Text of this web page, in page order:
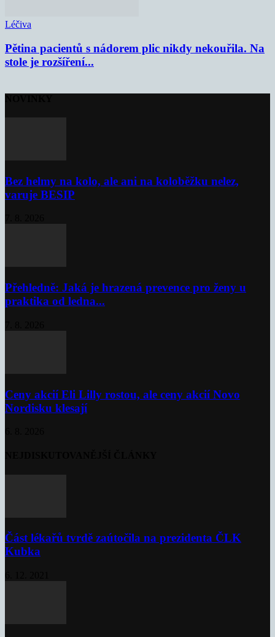
Léčiva
Pětina pacientů s nádorem plic nikdy nekouřila. Na
stole je rozšíření...
Bez helmy na kolo, ale ani na koloběžku nelez,
varuje BESIP
Přehledně: Jaká je hrazená prevence pro ženy u
praktika od ledna...
Ceny akcií Eli Lilly rostou, ale ceny akcií Novo
Nordisku klesají
Část lékařů tvrdě zaútočila na prezidenta ČLK
Kubka